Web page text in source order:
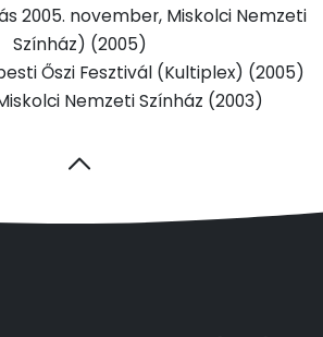
2005. november, Miskolci Nemzeti
Színház) (2005)
Őszi Fesztivál (Kultiplex) (2005)
Nemzeti Színház (2003)